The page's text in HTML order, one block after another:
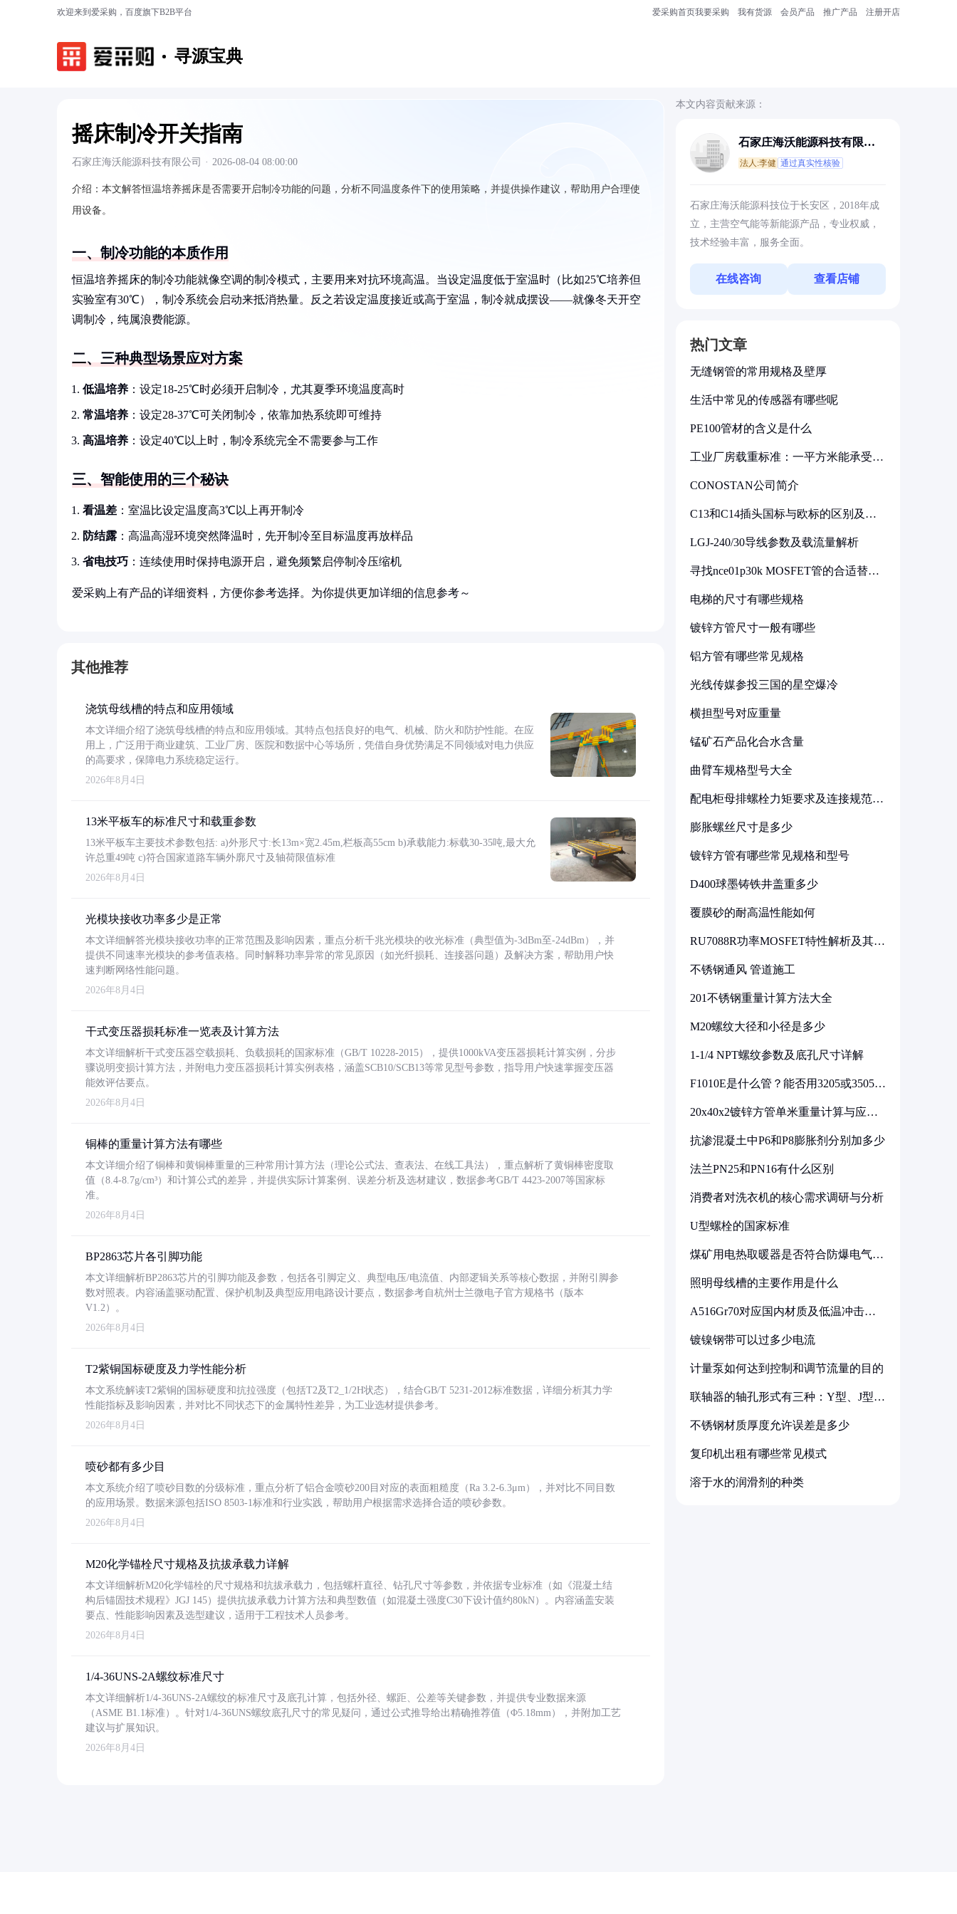
欢迎来到爱采购，百度旗下B2B平台 爱采购首页我要采购 我有货源 会员产品 推广产品 注册开店
寻源宝典
摇床制冷开关指南
石家庄海沃能源科技有限公司 · 2026-08-04 08:00:00
介绍： 本文解答恒温培养摇床是否需要开启制冷功能的问题，分析不同温度条件下的使用策略，并提供操作建议，帮助用户合理使
用设备。
一、制冷功能的本质作用
恒温培养摇床的制冷功能就像空调的制冷模式，主要用来对抗环境高温。当设定温度低于室温时（比如25℃培养但
实验室有30℃），制冷系统会启动来抵消热量。反之若设定温度接近或高于室温，制冷就成摆设——就像冬天开空
调制冷，纯属浪费能源。
二、三种典型场景应对方案
低温培养 ：设定18-25℃时必须开启制冷，尤其夏季环境温度高时
常温培养 ：设定28-37℃可关闭制冷，依靠加热系统即可维持
高温培养 ：设定40℃以上时，制冷系统完全不需要参与工作
三、智能使用的三个秘诀
看温差 ：室温比设定温度高3℃以上再开制冷
防结露 ：高温高湿环境突然降温时，先开制冷至目标温度再放样品
省电技巧 ：连续使用时保持电源开启，避免频繁启停制冷压缩机
爱采购上有产品的详细资料，方便你参考选择。为你提供更加详细的信息参考～
其他推荐
浇筑母线槽的特点和应用领域
本文详细介绍了浇筑母线槽的特点和应用领域。其特点包括良好的电气、机械、防火和防护性能。在应
用上，广泛用于商业建筑、工业厂房、医院和数据中心等场所，凭借自身优势满足不同领域对电力供应
的高要求，保障电力系统稳定运行。
2026年8月4日
13米平板车的标准尺寸和载重参数
13米平板车主要技术参数包括: a)外形尺寸:长13m×宽2.45m,栏板高55cm b)承载能力:标载30-35吨,最大允
许总重49吨 c)符合国家道路车辆外廓尺寸及轴荷限值标准
2026年8月4日
光模块接收功率多少是正常
本文详细解答光模块接收功率的正常范围及影响因素，重点分析千兆光模块的收光标准（典型值为-3dBm至-24dBm），并
提供不同速率光模块的参考值表格。同时解释功率异常的常见原因（如光纤损耗、连接器问题）及解决方案，帮助用户快
速判断网络性能问题。
2026年8月4日
干式变压器损耗标准一览表及计算方法
本文详细解析干式变压器空载损耗、负载损耗的国家标准（GB/T 10228-2015），提供1000kVA变压器损耗计算实例，分步
骤说明变损计算方法，并附电力变压器损耗计算实例表格，涵盖SCB10/SCB13等常见型号参数，指导用户快速掌握变压器
能效评估要点。
2026年8月4日
铜棒的重量计算方法有哪些
本文详细介绍了铜棒和黄铜棒重量的三种常用计算方法（理论公式法、查表法、在线工具法），重点解析了黄铜棒密度取
值（8.4-8.7g/cm³）和计算公式的差异，并提供实际计算案例、误差分析及选材建议，数据参考GB/T 4423-2007等国家标
准。
2026年8月4日
BP2863芯片各引脚功能
本文详细解析BP2863芯片的引脚功能及参数，包括各引脚定义、典型电压/电流值、内部逻辑关系等核心数据，并附引脚参
数对照表。内容涵盖驱动配置、保护机制及典型应用电路设计要点，数据参考自杭州士兰微电子官方规格书（版本
V1.2）。
2026年8月4日
T2紫铜国标硬度及力学性能分析
本文系统解读T2紫铜的国标硬度和抗拉强度（包括T2及T2_1/2H状态），结合GB/T 5231-2012标准数据，详细分析其力学
性能指标及影响因素，并对比不同状态下的金属特性差异，为工业选材提供参考。
2026年8月4日
喷砂都有多少目
本文系统介绍了喷砂目数的分级标准，重点分析了铝合金喷砂200目对应的表面粗糙度（Ra 3.2-6.3μm），并对比不同目数
的应用场景。数据来源包括ISO 8503-1标准和行业实践，帮助用户根据需求选择合适的喷砂参数。
2026年8月4日
M20化学锚栓尺寸规格及抗拔承载力详解
本文详细解析M20化学锚栓的尺寸规格和抗拔承载力，包括螺杆直径、钻孔尺寸等参数，并依据专业标准（如《混凝土结
构后锚固技术规程》JGJ 145）提供抗拔承载力计算方法和典型数值（如混凝土强度C30下设计值约80kN）。内容涵盖安装
要点、性能影响因素及选型建议，适用于工程技术人员参考。
2026年8月4日
1/4-36UNS-2A螺纹标准尺寸
本文详细解析1/4-36UNS-2A螺纹的标准尺寸及底孔计算，包括外径、螺距、公差等关键参数，并提供专业数据来源
（ASME B1.1标准）。针对1/4-36UNS螺纹底孔尺寸的常见疑问，通过公式推导给出精确推荐值（Φ5.18mm），并附加工艺
建议与扩展知识。
2026年8月4日
本文内容贡献来源：
石家庄海沃能源科技有限公
法人:李健 通过真实性核验
石家庄海沃能源科技位于长安区，2018年成
立，主营空气能等新能源产品，专业权威，
技术经验丰富，服务全面。
在线咨询 查看店铺
热门文章
无缝钢管的常用规格及壁厚
生活中常见的传感器有哪些呢
PE100管材的含义是什么
工业厂房载重标准：一平方米能承受多
CONOSTAN公司简介
C13和C14插头国标与欧标的区别及其
LGJ-240/30导线参数及载流量解析
寻找nce01p30k MOSFET管的合适替代
电梯的尺寸有哪些规格
镀锌方管尺寸一般有哪些
铝方管有哪些常见规格
光线传媒参投三国的星空爆冷
横担型号对应重量
锰矿石产品化合水含量
曲臂车规格型号大全
配电柜母排螺栓力矩要求及连接规范详
膨胀螺丝尺寸是多少
镀锌方管有哪些常见规格和型号
D400球墨铸铁井盖重多少
覆膜砂的耐高温性能如何
RU7088R功率MOSFET特性解析及其在
不锈钢通风 管道施工
201不锈钢重量计算方法大全
M20螺纹大径和小径是多少
1-1/4 NPT螺纹参数及底孔尺寸详解
F1010E是什么管？能否用3205或3505代
20x40x2镀锌方管单米重量计算与应用
抗渗混凝土中P6和P8膨胀剂分别加多少
法兰PN25和PN16有什么区别
消费者对洗衣机的核心需求调研与分析
U型螺栓的国家标准
煤矿用电热取暖器是否符合防爆电气设
照明母线槽的主要作用是什么
A516Gr70对应国内材质及低温冲击要
镀镍钢带可以过多少电流
计量泵如何达到控制和调节流量的目的
联轴器的轴孔形式有三种：Y型、J型、
不锈钢材质厚度允许误差是多少
复印机出租有哪些常见模式
溶于水的润滑剂的种类